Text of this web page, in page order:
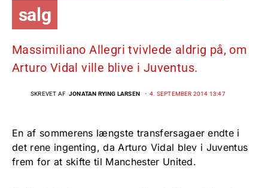
salg
Massimiliano Allegri tvivlede aldrig på, om
Arturo Vidal ville blive i Juventus.
SKREVET AF JONATAN RYING LARSEN 4. SEPTEMBER 2014 13:47
En af sommerens længste transfersagaer endte i
det rene ingenting, da Arturo Vidal blev i Juventus
frem for at skifte til Manchester United.